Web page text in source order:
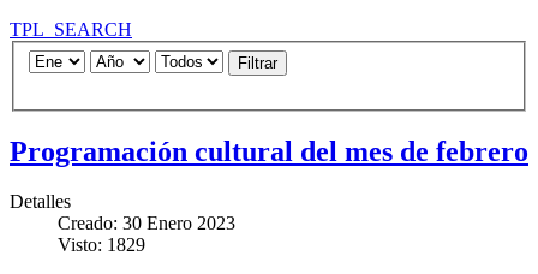
TPL_SEARCH
Filtrar
Programación cultural del mes de febrero
Detalles
Creado: 30 Enero 2023
Visto: 1829